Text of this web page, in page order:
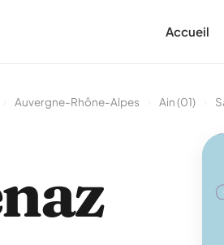
Accueil
Auvergne-Rhône-Alpes Ain (01)